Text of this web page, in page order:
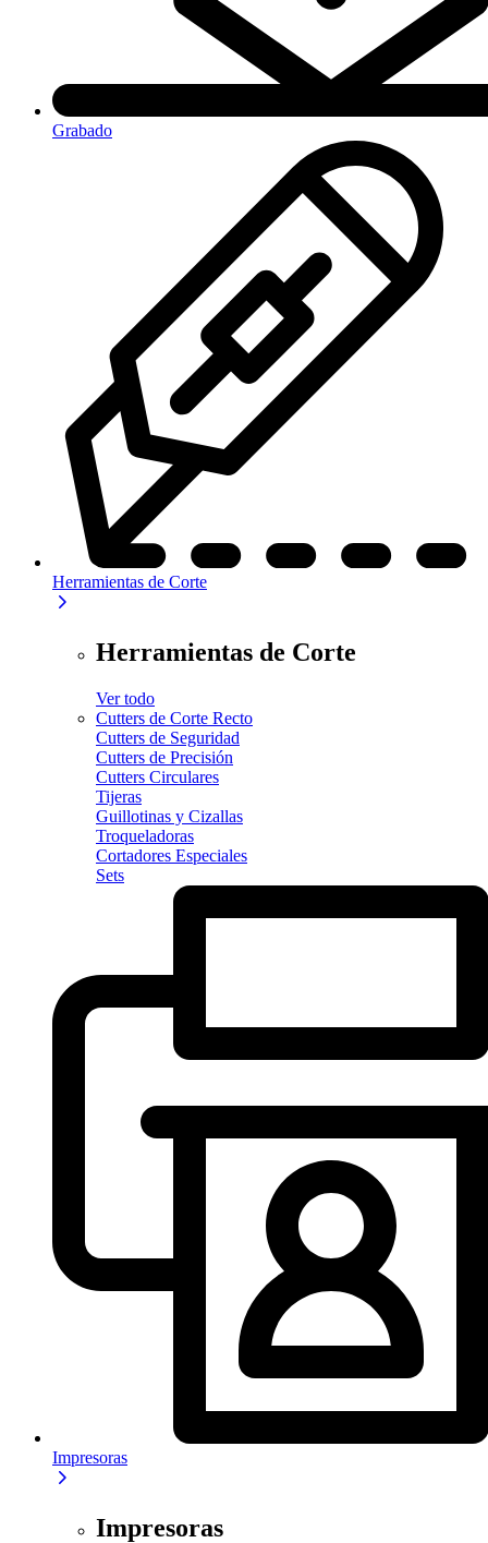
Grabado
Herramientas de Corte
Herramientas de Corte
Ver todo
Cutters de Corte Recto
Cutters de Seguridad
Cutters de Precisión
Cutters Circulares
Tijeras
Guillotinas y Cizallas
Troqueladoras
Cortadores Especiales
Sets
Impresoras
Impresoras